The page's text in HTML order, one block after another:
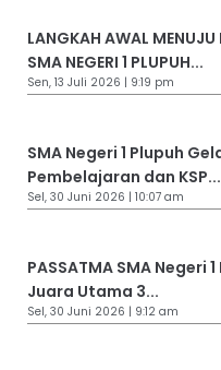
LANGKAH AWAL
SMA NEGERI 1 PLUPUH...
Sen, 13 Juli 2026 | 9:19 pm
SMA Negeri 1 Plupuh
Pembelajaran dan KSP...
Sel, 30 Juni 2026 | 10:07 am
PASSATMA SMA Negeri
Juara Utama 3...
Sel, 30 Juni 2026 | 9:12 am